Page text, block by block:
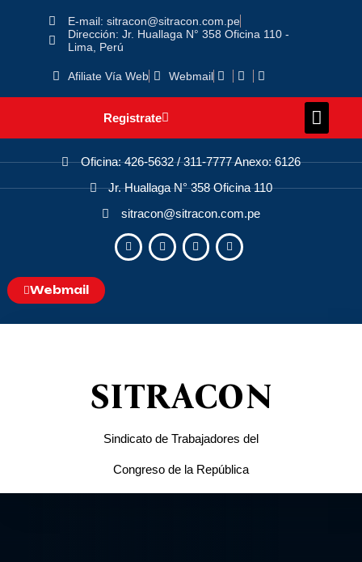
E-mail: sitracon@sitracon.com.pe
Dirección: Jr. Huallaga N° 358 Oficina 110 -
Lima, Perú
Afiliate Vía Web Webmail
Registrate
Oficina: 426-5632 / 311-7777 Anexo: 6126
Jr. Huallaga N° 358 Oficina 110
sitracon@sitracon.com.pe
Webmail
SITRACON
Sindicato de Trabajadores del
Congreso de la República